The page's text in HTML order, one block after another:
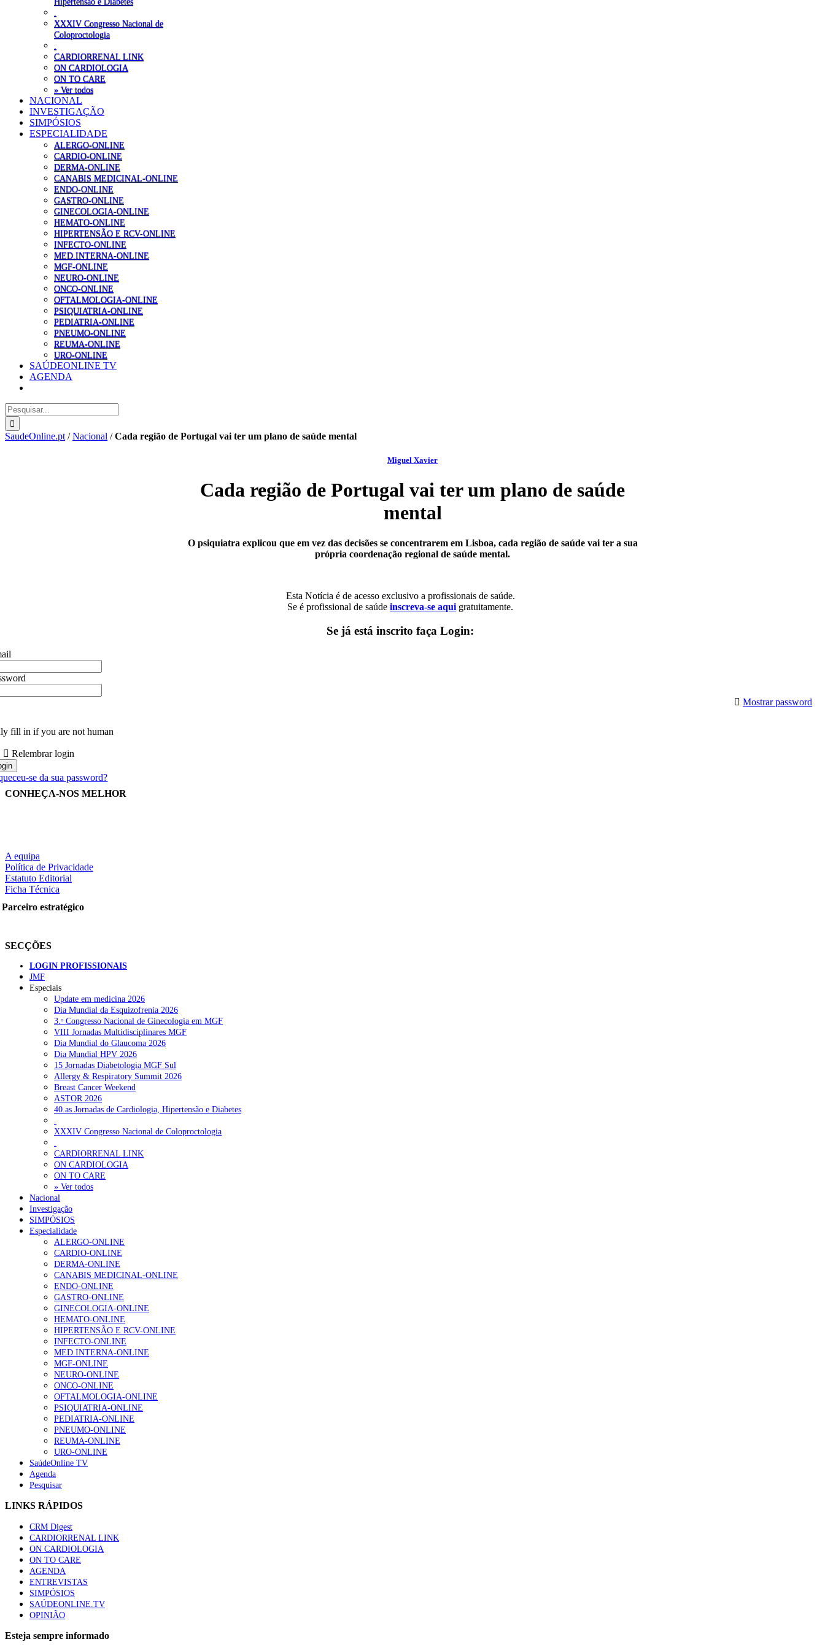
XXXIV Congresso Nacional de
Coloproctologia
CARDIORRENAL LINK
ON CARDIOLOGIA
ON TO CARE
» Ver todos
NACIONAL
INVESTIGAÇÃO
SIMPÓSIOS
ESPECIALIDADE
ALERGO-ONLINE
CARDIO-ONLINE
DERMA-ONLINE
CANABIS MEDICINAL-ONLINE
ENDO-ONLINE
GASTRO-ONLINE
GINECOLOGIA-ONLINE
HEMATO-ONLINE
HIPERTENSÃO E RCV-ONLINE
INFECTO-ONLINE
MED.INTERNA-ONLINE
MGF-ONLINE
NEURO-ONLINE
ONCO-ONLINE
OFTALMOLOGIA-ONLINE
PSIQUIATRIA-ONLINE
PEDIATRIA-ONLINE
PNEUMO-ONLINE
REUMA-ONLINE
URO-ONLINE
SAÚDEONLINE TV
AGENDA
Pesquisar
SaudeOnline.pt /Nacional /Cada região de Portugal vai ter um plano de saúde mental
Miguel Xavier
Cada região de Portugal vai ter um plano de saúde
mental
O psiquiatra explicou que em vez das decisões se concentrarem em Lisboa, cada região de saúde vai ter a sua
própria coordenação regional de saúde mental.
Esta Notícia é de acesso exclusivo a profissionais de saúde.
Se é profissional de saúdeinscreva-se aqui gratuitamente.
Se já está inscrito faça Login:
Mostrar password
fill in if you are not human
Relembrar login
se da sua password?
CONHEÇA-NOS MELHOR
A equipa
Política de Privacidade
Estatuto Editorial
Ficha Técnica
Parceiro estratégico
SECÇÕES
LOGIN PROFISSIONAIS
JMF
Especiais
Update em medicina 2026
Dia Mundial da Esquizofrenia 2026
3.ᵒ Congresso Nacional de Ginecologia em MGF
VIII Jornadas Multidisciplinares MGF
Dia Mundial do Glaucoma 2026
Dia Mundial HPV 2026
15 Jornadas Diabetologia MGF Sul
Allergy & Respiratory Summit 2026
Breast Cancer Weekend
ASTOR 2026
40.as Jornadas de Cardiologia, Hipertensão e Diabetes
.
XXXIV Congresso Nacional de Coloproctologia
.
CARDIORRENAL LINK
ON CARDIOLOGIA
ON TO CARE
» Ver todos
Nacional
Investigação
SIMPÓSIOS
Especialidade
ALERGO-ONLINE
CARDIO-ONLINE
DERMA-ONLINE
CANABIS MEDICINAL-ONLINE
ENDO-ONLINE
GASTRO-ONLINE
GINECOLOGIA-ONLINE
HEMATO-ONLINE
HIPERTENSÃO E RCV-ONLINE
INFECTO-ONLINE
MED.INTERNA-ONLINE
MGF-ONLINE
NEURO-ONLINE
ONCO-ONLINE
OFTALMOLOGIA-ONLINE
PSIQUIATRIA-ONLINE
PEDIATRIA-ONLINE
PNEUMO-ONLINE
REUMA-ONLINE
URO-ONLINE
SaúdeOnline TV
Agenda
Pesquisar
LINKS RÁPIDOS
CRM Digest
CARDIORRENAL LINK
ON CARDIOLOGIA
ON TO CARE
AGENDA
ENTREVISTAS
SIMPÓSIOS
SAÚDEONLINE.TV
OPINIÃO
Esteja sempre informado